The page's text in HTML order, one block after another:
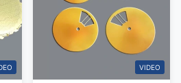
VIDEO